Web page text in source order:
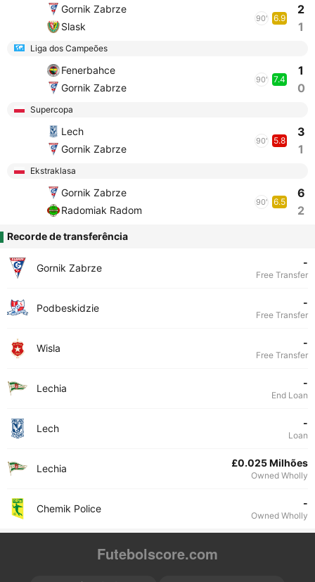
Gornik Zabrze
Slask
90' 6.9
2
1
Liga dos Campeões
Fenerbahce
Gornik Zabrze
90' 7.4
1
0
Supercopa
Lech
Gornik Zabrze
90' 5.8
3
1
Ekstraklasa
Gornik Zabrze
Radomiak Radom
90' 6.5
6
2
Recorde de transferência
Gornik Zabrze -
Free Transfer
Podbeskidzie -
Free Transfer
Wisla -
Free Transfer
Lechia -
End Loan
Lech -
Loan
Lechia £0.025 Milhões
Owned Wholly
Chemik Police -
Owned Wholly
Futebolscore.com